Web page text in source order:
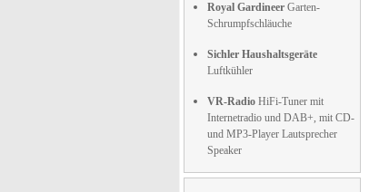
Royal Gardineer Garten-
Schrumpfschläuche
Sichler Haushaltsgeräte
Luftkühler
VR-Radio HiFi-Tuner mit
Internetradio und DAB+, mit CD-
und MP3-Player Lautsprecher
Speaker